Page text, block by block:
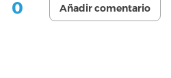
0 Añadir comentario